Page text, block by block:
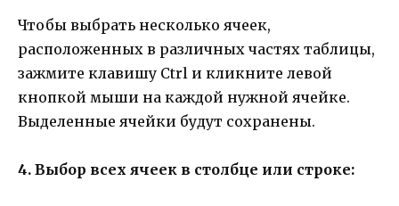
Чтобы выбрать несколько ячеек,
расположенных в различных частях таблицы,
зажмите клавишу Ctrl и кликните левой
кнопкой мыши на каждой нужной ячейке.
Выделенные ячейки будут сохранены.
4. Выбор всех ячеек в столбце или строке: